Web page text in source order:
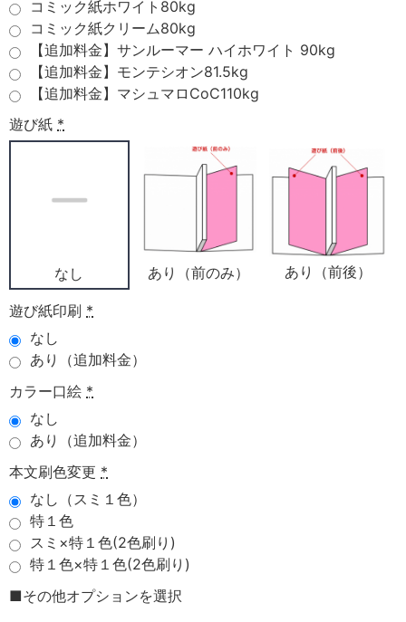
コミック紙ホワイト80kg
コミック紙クリーム80kg
【追加料金】サンルーマー ハイホワイト 90kg
【追加料金】モンテシオン81.5kg
【追加料金】マシュマロCoC110kg
遊び紙 *
なし あり（前のみ） あり（前後）
遊び紙印刷 *
なし
あり（追加料金）
カラー口絵 *
なし
あり（追加料金）
本文刷色変更 *
なし（スミ１色）
特１色
スミ×特１色(2色刷り)
特１色×特１色(2色刷り)
■その他オプションを選択